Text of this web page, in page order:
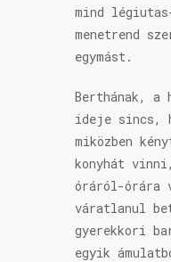
mind
menetrend
egymást.
Berthának, a
ideje sincs,
miközben
konyhát
óráról-órára
váratlanul
gyerekkori
egyik